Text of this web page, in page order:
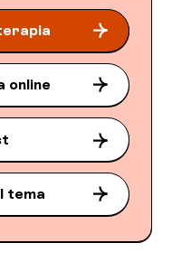
online
tema